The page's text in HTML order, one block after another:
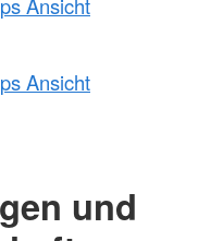
Ansicht
und